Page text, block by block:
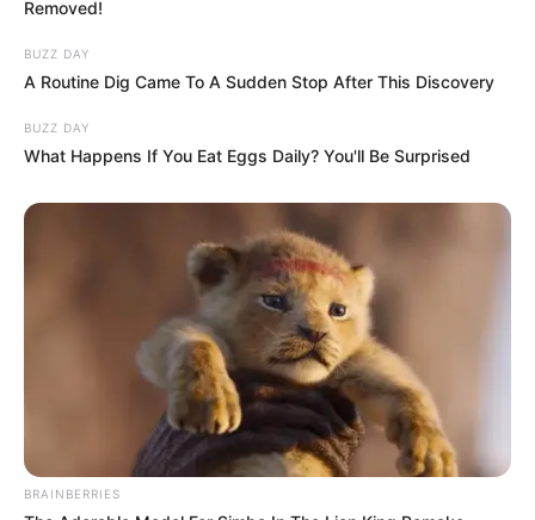
TOVÁBBI LEHETŐSÉGEK
OK, ELFOGADOM